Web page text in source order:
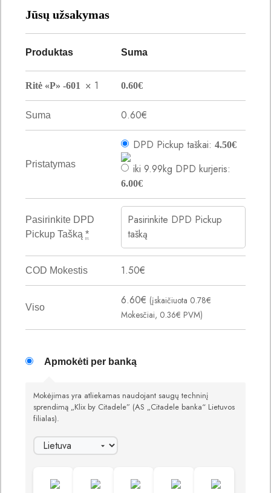
Jūsų užsakymas
Produktas Suma
Ritė «P» -601 × 1 0.60€
Suma 0.60€
Pristatymas
DPD Pickup taškai: 4.50€
iki 9.99kg DPD kurjeris:
6.00€
Pasirinkite DPD
Pickup Tašką *
Pasirinkite DPD Pickup
tašką
COD Mokestis 1.50€
Viso
6.60€ (įskaičiuota 0.78€
Mokesčiai, 0.36€ PVM)
Apmokėti per banką
Mokėjimas yra atliekamas naudojant saugų techninį
sprendimą „Klix by Citadele” (AS „Citadele banka“ Lietuvos
filialas).